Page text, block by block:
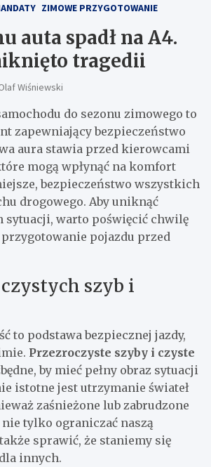
ZIMOWE PRZYGOTOWANIE
auta spadł na A4.
tragedii
Wiśniewski
do sezonu zimowego to
zapewniający bezpieczeństwo
aura stawia przed kierowcami
mogą wpłynąć na komfort
bezpieczeństwo wszystkich
drogowego. Aby uniknąć
sytuacji, warto poświęcić chwilę
pojazdu przed
szyb i
to podstawa bezpiecznej jazdy,
Przezroczyste szyby i czyste
by mieć pełny obraz sytuacji
istotne jest utrzymanie świateł
zaśnieżone lub zabrudzone
tylko ograniczać naszą
sprawić, że staniemy się
innych.